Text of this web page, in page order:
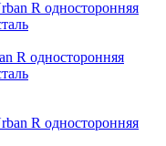
R односторонняя